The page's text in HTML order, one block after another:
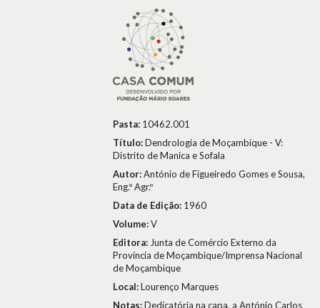
Pasta: 10462.001
Título:Dendrologia de Moçambique - V:
Distrito de Manica e Sofala
Autor:António de Figueiredo Gomes e Sousa,
Eng.º Agr.º
Data de Edição: 1960
Volume:V
Editora: Junta de Comércio Externo da
Província de Moçambique/Imprensa Nacional
de Moçambique
Local:Lourenço Marques
Notas:Dedicatória na capa, a António Carlos